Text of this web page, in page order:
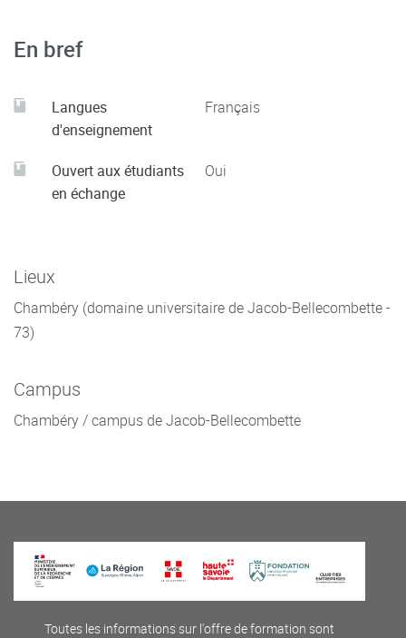
En bref
Langues
d'enseignement
Français
Ouvert aux étudiants
en échange
Oui
Lieux
Chambéry (domaine universitaire de Jacob-Bellecombette -
73)
Campus
Chambéry / campus de Jacob-Bellecombette
Toutes les informations sur l'offre de formation sont